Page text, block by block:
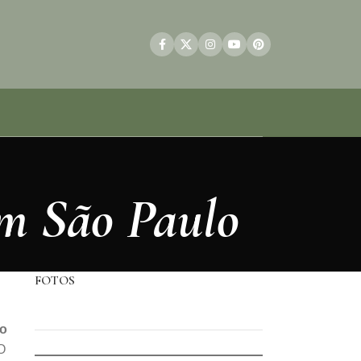
São Paulo
FOTOS